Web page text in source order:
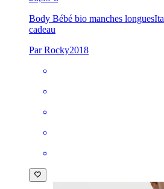
Body Bébé bio manches longues
cadeau
Par Rocky2018